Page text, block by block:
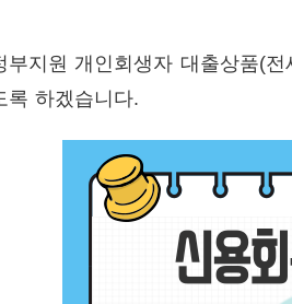
부지원 개인회생자 대출상품(
록 하겠습니다.